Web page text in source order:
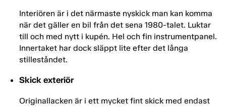
Interiören är i det närmaste nyskick man kan komma
när det gäller en bil från det sena 1980-talet. Luktar
till och med nytt i kupén. Hel och fin instrumentpanel.
Innertaket har dock släppt lite efter det långa
stilleståndet.
Skick exteriör
Originallacken är i ett mycket fint skick med endast